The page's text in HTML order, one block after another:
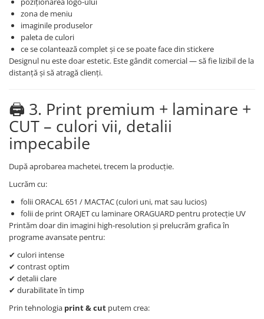
zona de meniu
imaginile produselor
paleta de culori
ce se colantează complet și ce se poate face din stickere
Designul nu este doar estetic. Este gândit comercial — să fie lizibil de la
distanță și să atragă clienți.
🖨️ 3. Print premium + laminare +
CUT – culori vii, detalii
impecabile
După aprobarea machetei, trecem la producție.
Lucrăm cu:
folii ORACAL 651 / MACTAC (culori uni, mat sau lucios)
folii de print ORAJET cu laminare ORAGUARD pentru protecție UV
Printăm doar din imagini high-resolution și prelucrăm grafica în
programe avansate pentru:
✔ culori intense
✔ contrast optim
✔ detalii clare
✔ durabilitate în timp
Prin tehnologia print & cut putem crea: